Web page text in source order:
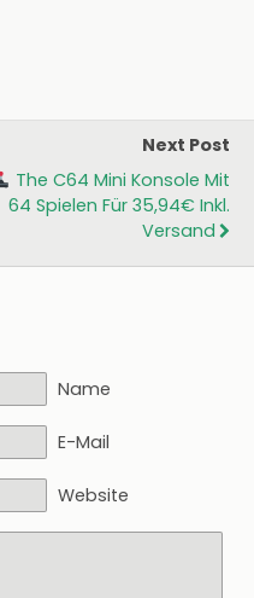
Next Post
The C64 Mini Konsole Mit
64 Spielen Für 35,94€ Inkl.
Versand
Name
E-Mail
Website